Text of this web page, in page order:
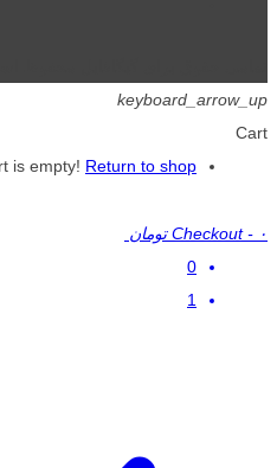
keyboard_arrow_up
Cart
is empty! Return to shop
Checkout - ۰ تومان
0
1